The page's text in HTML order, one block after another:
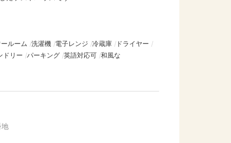
ルーム 洗濯機 電子レンジ 冷蔵庫
ドライヤー
ドリー パーキング 英語対応可 和風な
地